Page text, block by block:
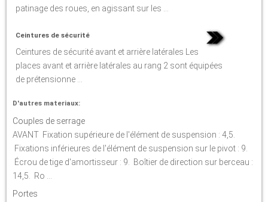
patinage des roues, en agissant sur les ...
Ceintures de sécurité
Ceintures de sécurité avant et arrière latérales Les
places avant et arrière latérales au rang 2 sont équipées
de prétensionne ...
D'autres materiaux:
Couples de serrage
AVANT Fixation supérieure de l'élément de suspension : 4,5.
Fixations inférieures de l'élément de suspension sur le pivot : 9.
Écrou de tige d'amortisseur : 9. Boîtier de direction sur berceau :
14,5. Ro ...
Portes